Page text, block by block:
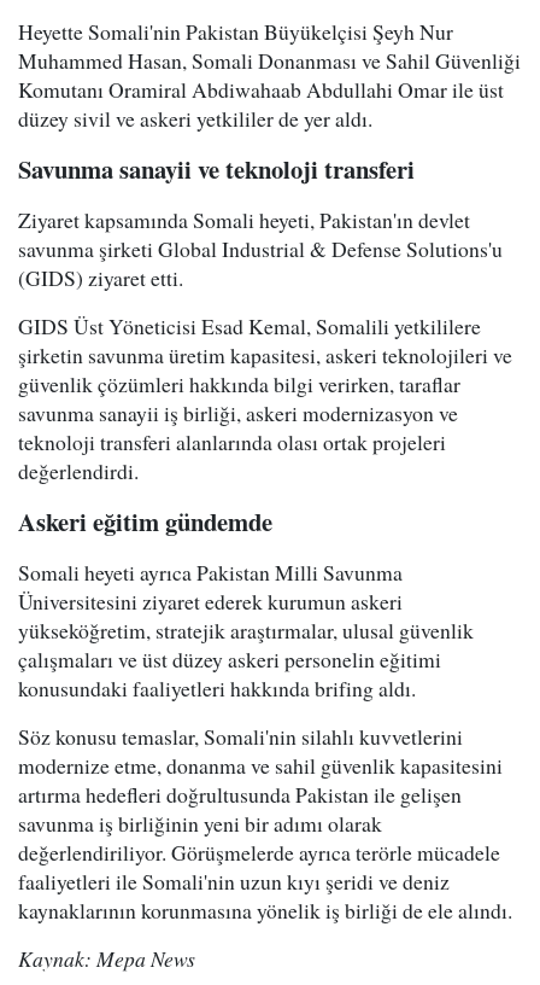
Heyette Somali'nin Pakistan Büyükelçisi Şeyh Nur
Muhammed Hasan, Somali Donanması ve Sahil Güvenliği
Komutanı Oramiral Abdiwahaab Abdullahi Omar ile üst
düzey sivil ve askeri yetkililer de yer aldı.
Savunma sanayii ve teknoloji transferi
Ziyaret kapsamında Somali heyeti, Pakistan'ın devlet
savunma şirketi Global Industrial & Defense Solutions'u
(GIDS) ziyaret etti.
GIDS Üst Yöneticisi Esad Kemal, Somalili yetkililere
şirketin savunma üretim kapasitesi, askeri teknolojileri ve
güvenlik çözümleri hakkında bilgi verirken, taraflar
savunma sanayii iş birliği, askeri modernizasyon ve
teknoloji transferi alanlarında olası ortak projeleri
değerlendirdi.
Askeri eğitim gündemde
Somali heyeti ayrıca Pakistan Milli Savunma
Üniversitesini ziyaret ederek kurumun askeri
yükseköğretim, stratejik araştırmalar, ulusal güvenlik
çalışmaları ve üst düzey askeri personelin eğitimi
konusundaki faaliyetleri hakkında brifing aldı.
Söz konusu temaslar, Somali'nin silahlı kuvvetlerini
modernize etme, donanma ve sahil güvenlik kapasitesini
artırma hedefleri doğrultusunda Pakistan ile gelişen
savunma iş birliğinin yeni bir adımı olarak
değerlendiriliyor. Görüşmelerde ayrıca terörle mücadele
faaliyetleri ile Somali'nin uzun kıyı şeridi ve deniz
kaynaklarının korunmasına yönelik iş birliği de ele alındı.
Kaynak: Mepa News